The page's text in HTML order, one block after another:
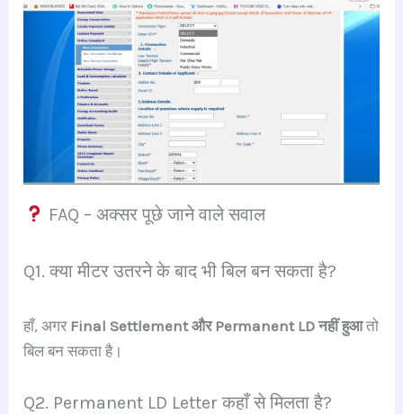
FAQ – अक्सर पूछे जाने वाले सवाल
Q1. क्या मीटर उतरने के बाद भी बिल बन सकता है?
हाँ, अगर Final Settlement और Permanent LD नहीं हुआतो
बिल बन सकता है।
Q2. Permanent LD Letter कहाँ से मिलता है?